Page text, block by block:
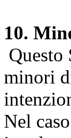
10.
Questo
minori
Nel